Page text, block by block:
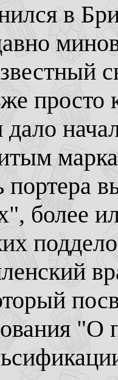
в
просто
более